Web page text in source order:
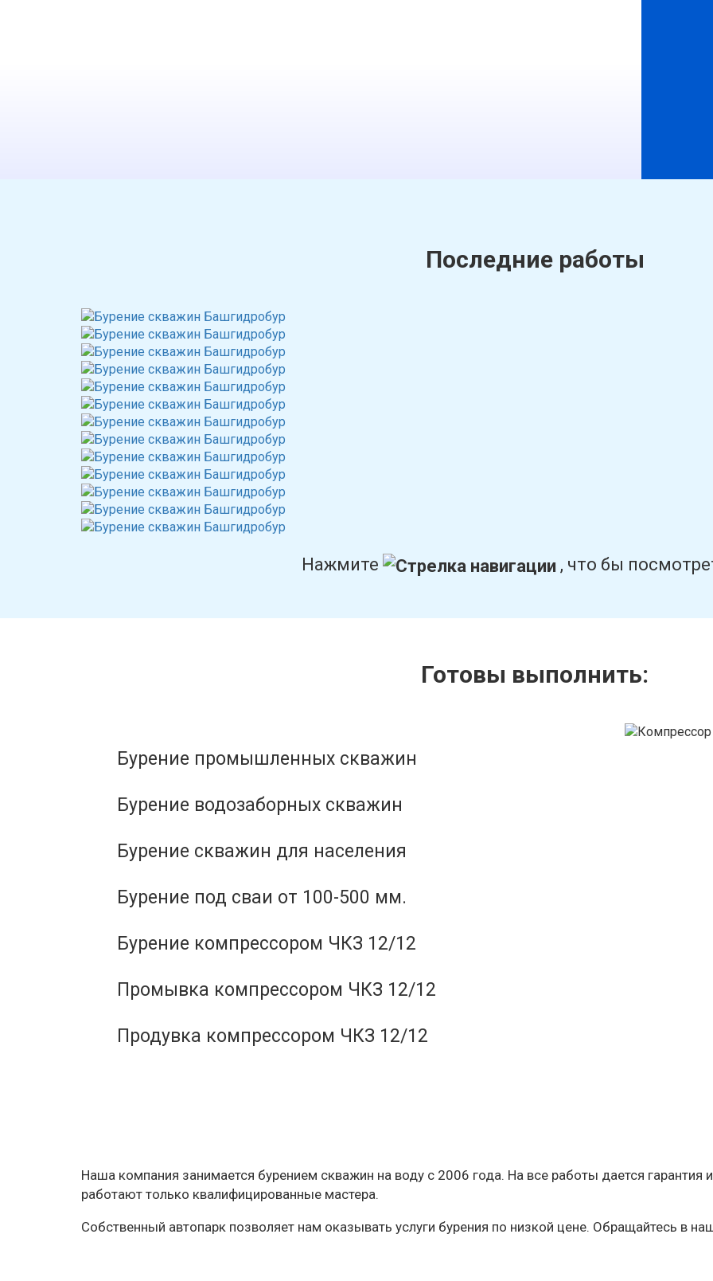
Последние работы
Нажмите , что бы
Готовы выполнить:
Бурение промышленных скважин
Бурение водозаборных скважин
Бурение скважин для населения
Бурение под сваи от 100-500 мм.
Бурение компрессором ЧКЗ 12/12
Промывка компрессором ЧКЗ 12/12
Продувка компрессором ЧКЗ 12/12
Наша компания занимается бурением скважин на воду с 2006 года. На все работы дается
работают только квалифицированные мастера.
Собственный автопарк позволяет нам оказывать услуги бурения по низкой цене. Обращайтесь в